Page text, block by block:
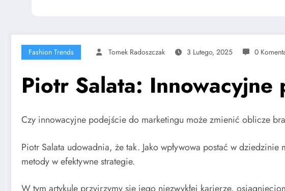
Fashion Trends Tomek Radoszczak 3 Lutego, 2025 0
Piotr Salata:
Czy innowacyjne podejście do marketingu może zmienić oblicze
Piotr Salata udowadnia, że tak. Jako wpływowa postać w
metody w efektywne strategie.